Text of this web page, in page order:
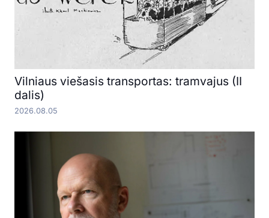
Vilniaus viešasis transportas: tramvajus (II
dalis)
2026.08.05